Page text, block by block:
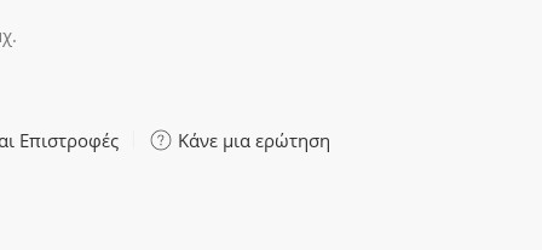
Επιστροφές Κάνε μια ερώτηση